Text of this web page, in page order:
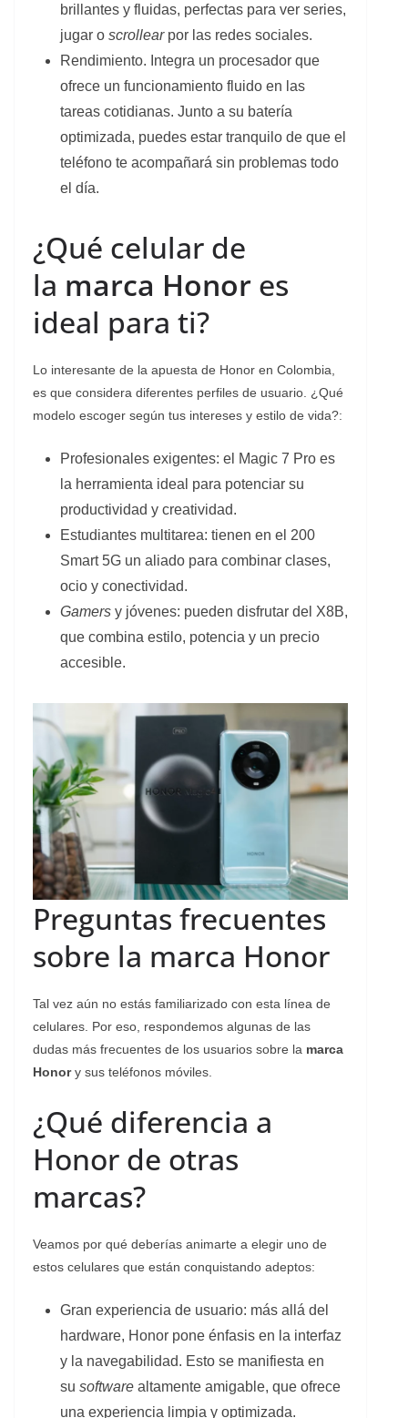
brillantes y fluidas, perfectas para ver series,
jugar o scrollearpor las redes sociales.
Rendimiento. Integra un procesador que
ofrece un funcionamiento fluido en las
tareas cotidianas. Junto a su batería
optimizada, puedes estar tranquilo de que el
teléfono te acompañará sin problemas todo
el día.
¿Qué celular de
la marca Honor es
ideal para ti?
Lo interesante de la apuesta de Honor en Colombia,
es que considera diferentes perfiles de usuario. ¿Qué
modelo escoger según tus intereses y estilo de vida?:
Profesionales exigentes: el Magic 7 Pro es
la herramienta ideal para potenciar su
productividad y creatividad.
Estudiantes multitarea: tienen en el 200
Smart 5G un aliado para combinar clases,
ocio y conectividad.
Gamers y jóvenes: pueden disfrutar del X8B,
que combina estilo, potencia y un precio
accesible.
Preguntas frecuentes
sobre la marca Honor
Tal vez aún no estás familiarizado con esta línea de
celulares. Por eso, respondemos algunas de las
dudas más frecuentes de los usuarios sobre la marca
Honory sus teléfonos móviles.
¿Qué diferencia a
Honor de otras
marcas?
Veamos por qué deberías animarte a elegir uno de
estos celulares que están conquistando adeptos:
Gran experiencia de usuario: más allá del
hardware, Honor pone énfasis en la interfaz
y la navegabilidad. Esto se manifiesta en
su software altamente amigable, que ofrece
una experiencia limpia y optimizada.